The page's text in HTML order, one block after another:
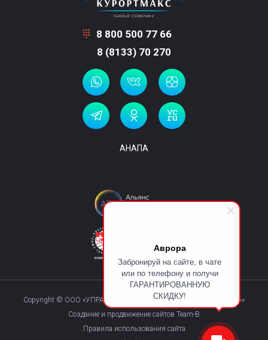
Аврора
Забронируй на сайте, в чате
или по телефону и получи
ГАРАНТИРОВАННУЮ
СКИДКУ!
8 800 500 77 66
8 (8133) 70 270
АНАПА
Copyright © ООО «УПРАВЛЯЮЩАЯ КОМПАНИЯ «КУРОРТМАКС»»
Создание и продвижение сайтов Team-B
Правила использования сайта